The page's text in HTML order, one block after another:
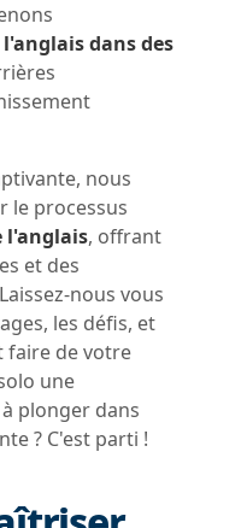
dans des
nous
le processus
l'anglais, offrant
et des
nous vous
les défis, et
faire de votre
une
plonger dans
? C'est parti !